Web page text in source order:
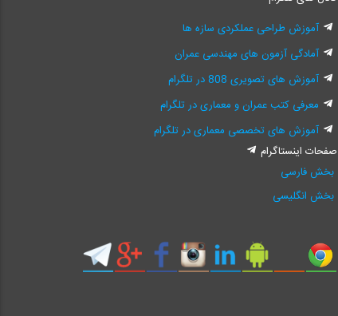
آموزش طراحی عملکردی سازه ها
آمادگی آزمون های مهندسی عمران
آموزش های تصویری 808 در تلگرام
معرفی کتب عمران و معماری در تلگرام
آموزش های تخصصی معماری در تلگرام
صفحات اینستاگرام
بخش فارسی
بخش انگلیسی